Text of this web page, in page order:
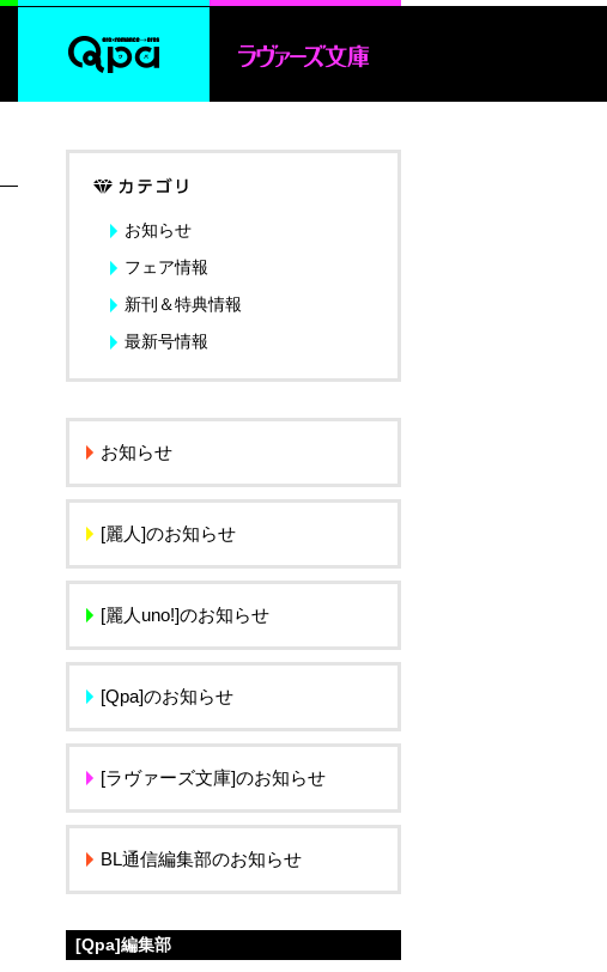
お知らせ
フェア情報
新刊＆特典情報
最新号情報
お知らせ
[麗人]のお知らせ
[麗人uno!]のお知らせ
[Qpa]のお知らせ
[ラヴァーズ文庫]のお知らせ
BL通信編集部のお知らせ
[Qpa]編集部